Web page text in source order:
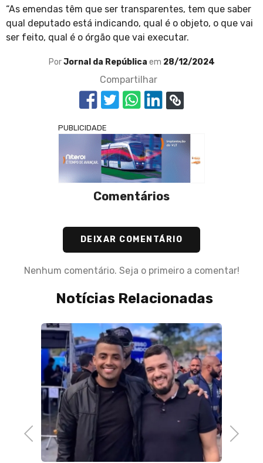
“As emendas têm que ser transparentes, tem que saber
qual deputado está indicando, qual é o objeto, o que vai
ser feito, qual é o órgão que vai executar.
PorJornal da República em 28/12/2024
Compartilhar
PUBLICIDADE
Comentários
DEIXAR COMENTÁRIO
Nenhum comentário. Seja o primeiro a comentar!
Notícias Relacionadas
Previous Next